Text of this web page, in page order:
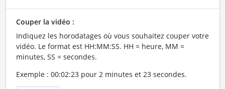
Couper la vidéo :
Indiquez les horodatages où vous souhaitez couper votre
vidéo. Le format est HH:MM:SS. HH = heure, MM =
minutes, SS = secondes.
Exemple : 00:02:23 pour 2 minutes et 23 secondes.